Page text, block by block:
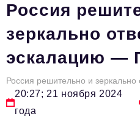
HR
Персона номера
Юридический практикум
Стиль жизни
Туризм
Россия
зеркально
эскалацию —
Россия решительно и
20:27; 21 ноября 2024
года